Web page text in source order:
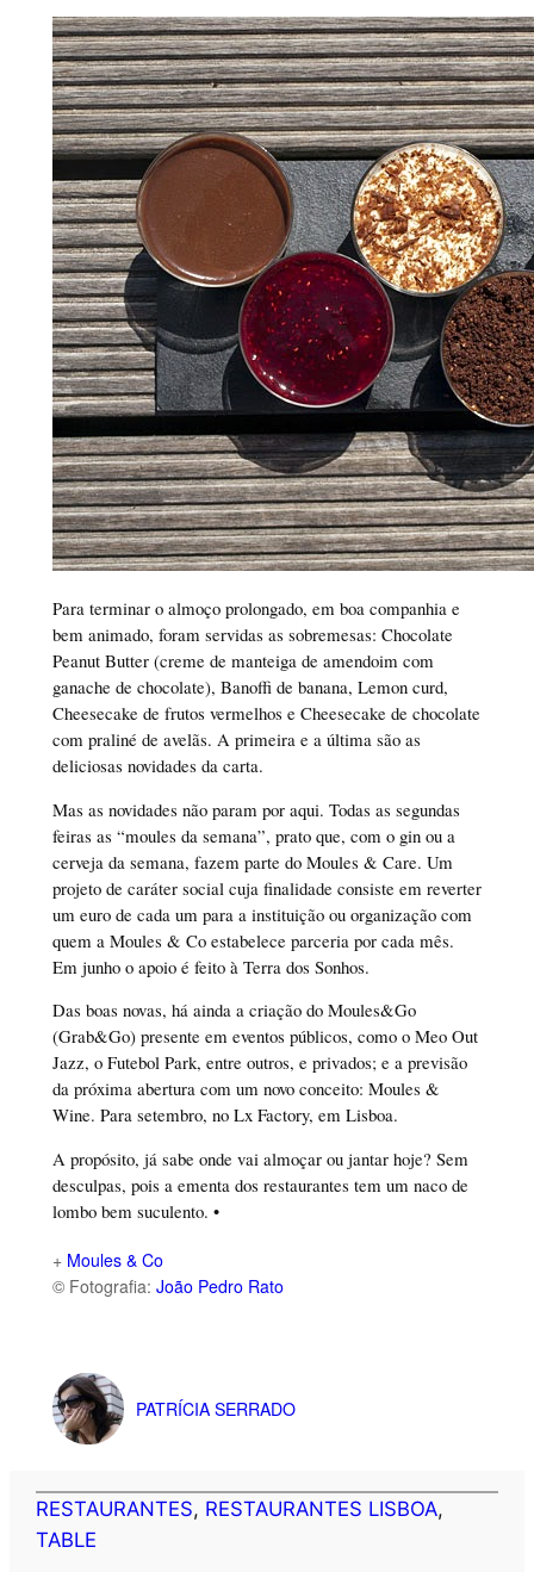
Para terminar o almoço prolongado, em boa companhia e
bem animado, foram servidas as sobremesas: Chocolate
Peanut Butter (creme de manteiga de amendoim com
ganache de chocolate), Banoffi de banana, Lemon curd,
Cheesecake de frutos vermelhos e Cheesecake de chocolate
com praliné de avelãs. A primeira e a última são as
deliciosas novidades da carta.
Mas as novidades não param por aqui. Todas as segundas
feiras as “moules da semana”, prato que, com o gin ou a
cerveja da semana, fazem parte do Moules & Care. Um
projeto de caráter social cuja finalidade consiste em reverter
um euro de cada um para a instituição ou organização com
quem a Moules & Co estabelece parceria por cada mês.
Em junho o apoio é feito à Terra dos Sonhos.
Das boas novas, há ainda a criação do Moules&Go
(Grab&Go) presente em eventos públicos, como o Meo Out
Jazz, o Futebol Park, entre outros, e privados; e a previsão
da próxima abertura com um novo conceito: Moules &
Wine. Para setembro, no Lx Factory, em Lisboa.
A propósito, já sabe onde vai almoçar ou jantar hoje? Sem
desculpas, pois a ementa dos restaurantes tem um naco de
lombo bem suculento. •
+ Moules & Co
© Fotografia: João Pedro Rato
PATRÍCIA SERRADO
RESTAURANTES, RESTAURANTES LISBOA
TABLE